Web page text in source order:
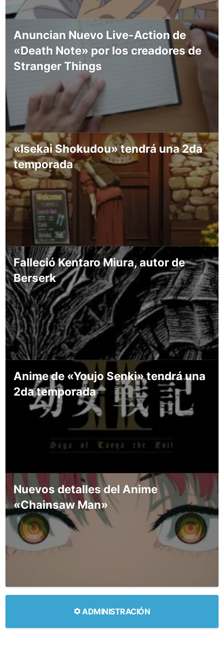
Anuncian Nuevo Live-Action de
«Death Note» por los creadores de
Stranger Things
«Isekai Shokudou» tendrá una 2da
temporada
Falleció Kentaro Miura, autor de
Berserk
Anime de «Youjo Senki» tendrá una
2da temporada
Nuevos detalles del Anime
«Chainsaw Man»
ADMINISTRACIÓN